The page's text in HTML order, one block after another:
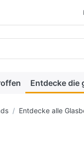
Während Sie
Entdecke die
Entdecke alle